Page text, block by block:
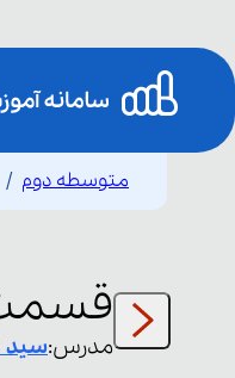
متوسطه دوم
مدرس:سید